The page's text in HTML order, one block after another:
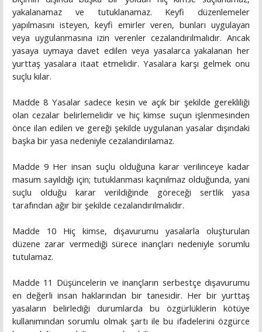
yakalanamaz ve tutuklanamaz. Keyfi düzenlemeler
yapılmasını isteyen, keyfi emirler veren, bunları uygulayan
veya uygulanmasına izin verenler cezalandırılmalıdır. Ancak
yasaya uymaya davet edilen veya yasalarca yakalanan her
yurttaş yasalara itaat etmelidir. Yasalara karşı gelmek onu
suçlu kılar.
Madde 8 Yasalar sadece kesin ve açık bir şekilde gerekliliği
olan cezalar belirlemelidir ve hiç kimse suçun işlenmesinden
önce ilan edilen ve gereği şekilde uygulanan yasalar dışındaki
başka bir yasa nedeniyle cezalandırılamaz.
Madde 9 Her insan suçlu olduğuna karar verilinceye kadar
masum sayıldığı için; tutuklanması kaçınılmaz olduğunda, yani
suçlu olduğu karar verildiğinde göreceği sertlik yasa
tarafından ağır bir şekilde cezalandırılmalıdır.
Madde 10 Hiç kimse, dışavurumu yasalarla oluşturulan
düzene zarar vermediği sürece inançları nedeniyle sorumlu
tutulamaz.
Madde 11 Düşüncelerin ve inançların serbestçe dışavurumu
en değerli insan haklarından bir tanesidir. Her bir yurttaş
yasaların belirlediği durumlarda bu özgürlüklerin kötüye
kullanımından sorumlu olmak şartı ile bu ifadelerini özgürce